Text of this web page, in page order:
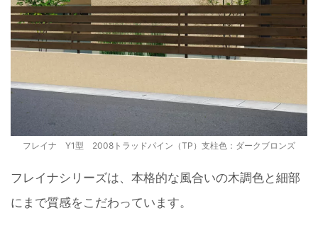
フレイナ Y1型 2008トラッドパイン（TP）支柱色：ダークブロンズ
フレイナシリーズは、本格的な風合いの木調色と細部
にまで質感をこだわっています。